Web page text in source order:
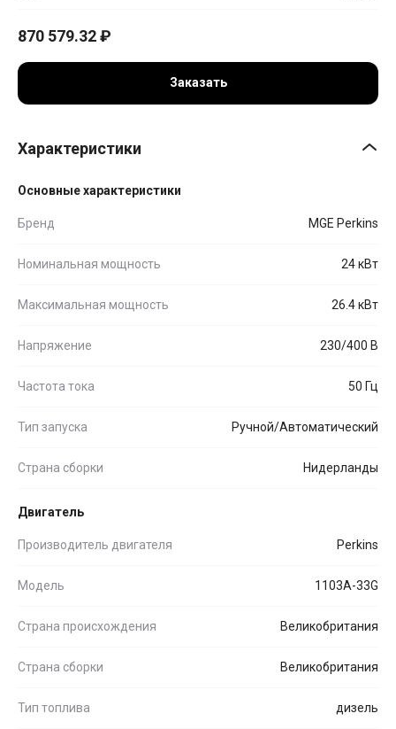
870 579.32₽
Заказать
Характеристики
Основные характеристики
Бренд MGE Perkins
Номинальная мощность 24 кВт
Максимальная мощность 26.4 кВт
Напряжение 230/400 В
Частота тока 50 Гц
Тип запуска Ручной/Автоматический
Страна сборки Нидерланды
Двигатель
Производитель двигателя Perkins
Модель 1103A-33G
Страна происхождения Великобритания
Страна сборки Великобритания
Тип топлива дизель